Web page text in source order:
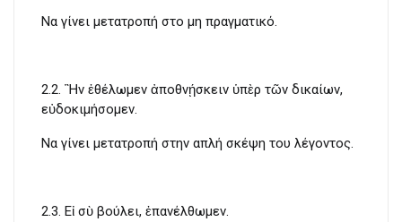
Να γίνει μετατροπή στο μη πραγματικό.
2.2. Ἢν ἐθέλωμεν ἀποθνῄσκειν ὑπὲρ τῶν δικαίων,
εὐδοκιμήσομεν.
Να γίνει μετατροπή στην απλή σκέψη του λέγοντος.
2.3. Εἰ σὺ βούλει, ἐπανέλθωμεν.